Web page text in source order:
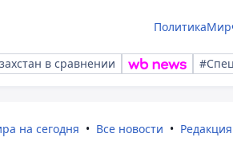
ПолитикаМир
в сравнении
на сегодня Все новости